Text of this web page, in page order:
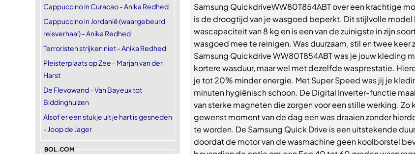
Cappuccino in Curacao - Anika Redhed
Cappuccino in Jordanië (waargebeurd
reisverhaal) - Anika Redhed
Terroristen strijken niet - Anika Redhed
Pleisterplaats op Zee - Marjan van der
Harst
De Flevowand - Van Bayeux tot
Biddinghuizen
Alsof er een stukje uit je hart is gesneden
- Joop de Jager
BOL.COM
Samsung QuickdriveWW80T854ABT over een krachtige
is de droogtijd van je wasgoed beperkt. Dit stijlvolle model
wascapaciteit van 8 kg en is een van de zuinigste in zijn
wasgoed mee te reinigen. Was duurzaam, stil en twee keer
Samsung Quickdrive WW80T854ABT was je jouw kleding
kortere wasduur, maar wel met dezelfde wasprestatie.
je tot 20% minder energie. Met Super Speed was jij je
minuten hygiënisch schoon. De Digital Inverter-functie
van sterke magneten die zorgen voor een stille werking. Zo
gewenst moment van de dag een was draaien zonder
te worden. De Samsung Quick Drive is een uitstekende
doordat de motor van de wasmachine geen koolborstel